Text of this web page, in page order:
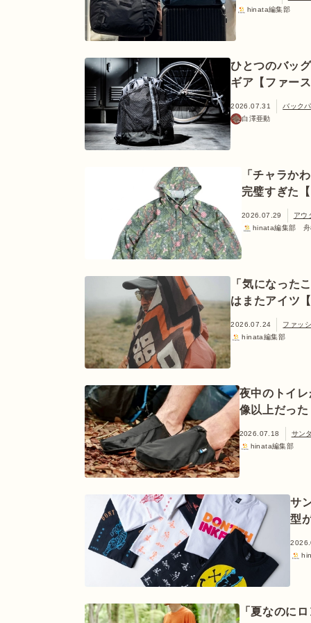
hinata編集部
ひとつのバッ
ギア【ファー
2026.07.31
バック
白澤亜動
「チャラか
完璧すぎた
2026.07.29
アウ
hinata編集部 舟
「気になった
はまたアイツ
2026.07.24
ファッ
hinata編集部
夜中のトイ
像以上だっ
2026.07.18
サン
hinata編集部
サ
型
「夏なのに